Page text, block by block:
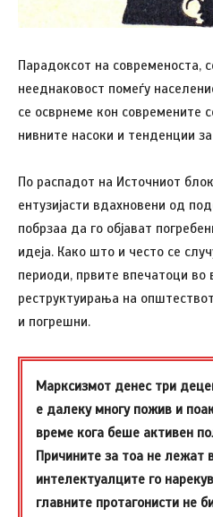
Парадоксот на современоста,
нееднаковост помеѓу
се осврнеме кон современите
нивните насоки и тенденции за
По распадот на Источниот
ентузијасти вдахновени од
побрзаа да го објават
идеја. Како што и често се
периоди, првите впечатоци
реструктуирања на
и погрешни.
Марксизмот денес три
е далеку многу пожив и
време кога беше активен
Причините за тоа не лежат
интелектуалците го
главните протагонисти не